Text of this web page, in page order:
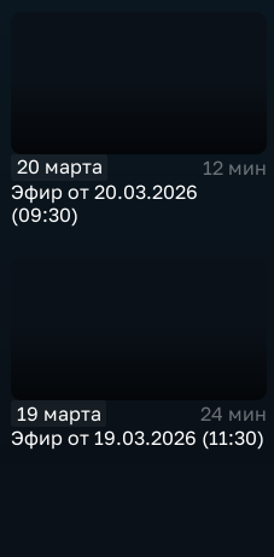
20 марта
12 мин
Эфир от 20.03.2026
(09:30)
19 марта
24 мин
Эфир от 19.03.2026 (11:30)